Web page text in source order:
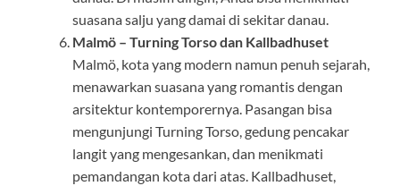
suasana salju yang damai di sekitar danau.
Malmö – Turning Torso dan Kallbadhuset
Malmö, kota yang modern namun penuh sejarah,
menawarkan suasana yang romantis dengan
arsitektur kontemporernya. Pasangan bisa
mengunjungi Turning Torso, gedung pencakar
langit yang mengesankan, dan menikmati
pemandangan kota dari atas. Kallbadhuset,